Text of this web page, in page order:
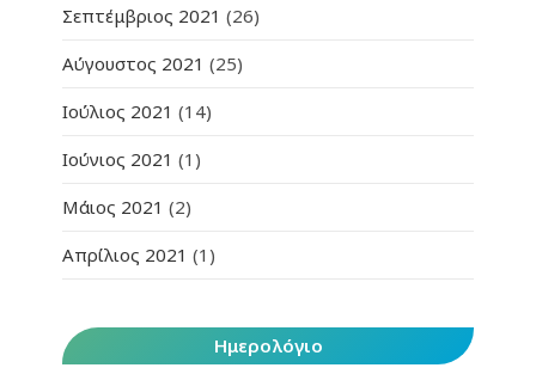
Σεπτέμβριος 2021 (26)
Αύγουστος 2021 (25)
Ιούλιος 2021 (14)
Ιούνιος 2021 (1)
Μάιος 2021 (2)
Απρίλιος 2021 (1)
Ημερολόγιο